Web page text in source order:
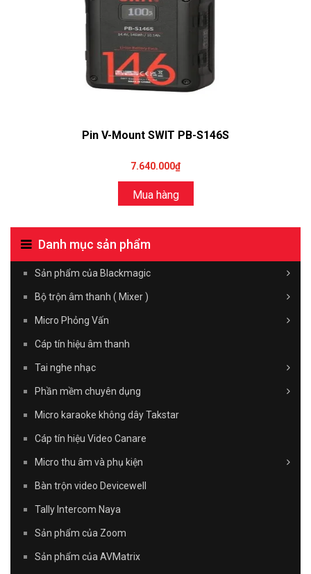
Pin V-Mount SWIT PB-S146S
7.640.000₫
Mua hàng
Danh mục sản phẩm
Sản phẩm của Blackmagic
Bộ trộn âm thanh ( Mixer )
Micro Phỏng Vấn
Cáp tín hiệu âm thanh
Tai nghe nhạc
Phần mềm chuyên dụng
Micro karaoke không dây Takstar
Cáp tín hiệu Video Canare
Micro thu âm và phụ kiện
Bàn trộn video Devicewell
Tally Intercom Naya
Sản phẩm của Zoom
Sản phẩm của AVMatrix